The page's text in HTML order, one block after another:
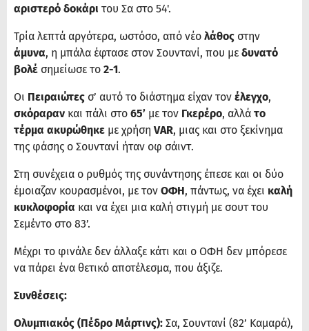
αριστερό δοκάρι του Σα στο 54'.
Τρία λεπτά αργότερα, ωστόσο, από νέο λάθος στην
άμυνα, η μπάλα έφτασε στον Σουντανί, που με δυνατό
βολέ σημείωσε το 2-1.
Οι Πειραιώτες σ’ αυτό το διάστημα είχαν τον έλεγχο,
σκόραραν και πάλι στο 65’ με τον Γκερέρο, αλλά το
τέρμα ακυρώθηκε με χρήση VAR, μιας και στο ξεκίνημα
της φάσης ο Σουντανί ήταν οφ σάιντ.
Στη συνέχεια ο ρυθμός της συνάντησης έπεσε και οι δύο
έμοιαζαν κουρασμένοι, με τον ΟΦΗ, πάντως, να έχει καλή
κυκλοφορία και να έχει μια καλή στιγμή με σουτ του
Σεμέντο στο 83’.
Μέχρι το φινάλε δεν άλλαξε κάτι και ο ΟΦΗ δεν μπόρεσε
να πάρει ένα θετικό αποτέλεσμα, που άξιζε.
Συνθέσεις:
Ολυμπιακός (Πέδρο Μάρτινς): Σα, Σουντανί (82’ Καμαρά),